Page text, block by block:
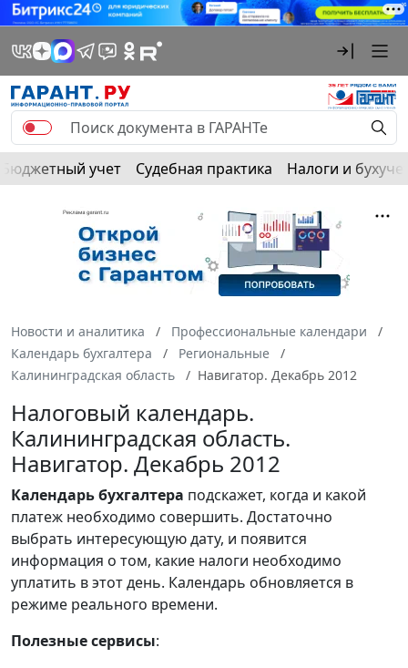
Бюджетный учет Судебная практика Налоги и
Новости и аналитика
Профессиональные календари
Календарь бухгалтера
Региональные
Калининградская область
Навигатор. Декабрь 2012
Налоговый календарь.
Калининградская область.
Навигатор. Декабрь 2012
Календарьбухгалтера подскажет, когда и какой
платеж необходимо совершить. Достаточно
выбрать интересующую дату, и появится
информация о том, какие налоги необходимо
уплатить в этот день. Календарь обновляется в
режиме реального времени.
Полезные сервисы: